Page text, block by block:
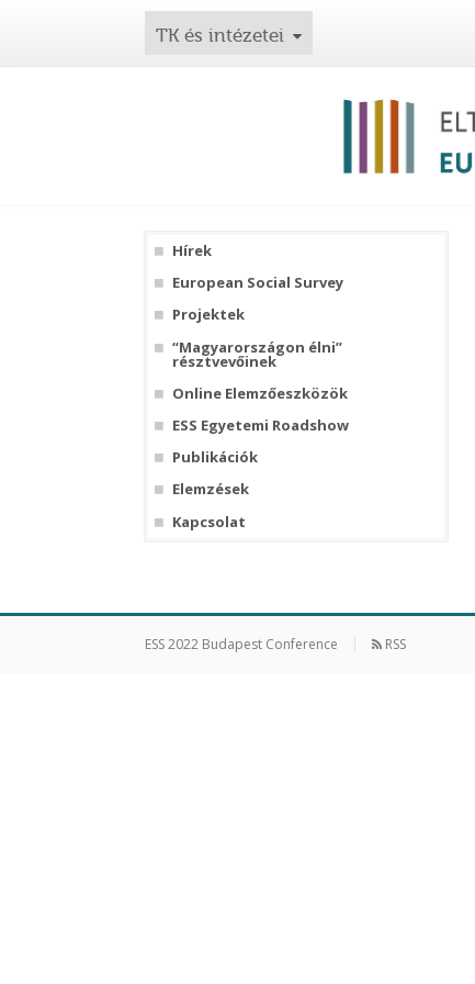
TK és intézetei
Hírek
European Social Survey
Projektek
“Magyarországon élni”
résztvevőinek
Online Elemzőeszközök
ESS Egyetemi Roadshow
Publikációk
Elemzések
Kapcsolat
ESS 2022 Budapest Conference RSS